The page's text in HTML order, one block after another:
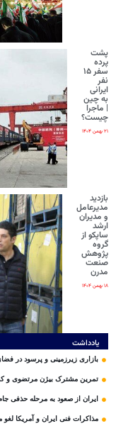
پشت
پرده
سفر ۱۵
نفر
ایرانی‌
به چین
| ماجرا
چیست؟
۲۱ بهمن ۱۴۰۴
بازدید
مدیرعامل
و مدیران
ارشد
ساپکو از
گروه
پژوهش
صنعت
مدرن
۱۸ بهمن ۱۴۰۴
یادداشت
بازاری زیرزمینی و پرسود در
تمرین مشترک بیژن مرتضوی و
ایران از صعود به مرحله حذفی
مذاکرات فنی ایران و آمریکا